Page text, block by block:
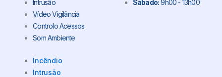
Intrusão
Vídeo Vigilância
Controlo Acessos
Som Ambiente
Incêndio
Intrusão
Sábado:9h00 - 13h00